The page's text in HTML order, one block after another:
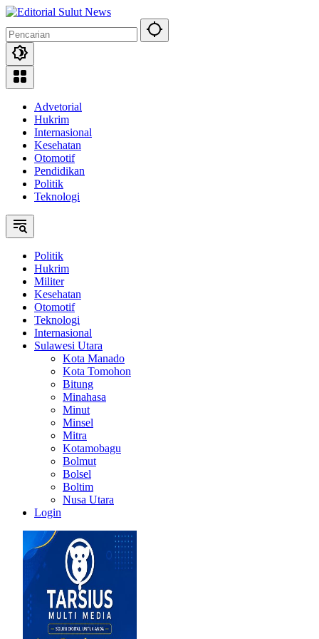
Langsung
konten
Advetorial
Hukrim
Internasional
Kesehatan
Otomotif
Pendidikan
Politik
Teknologi
Politik
Hukrim
Militer
Kesehatan
Otomotif
Teknologi
Internasional
Sulawesi Utara
Kota Manado
Kota Tomohon
Bitung
Minahasa
Minut
Minsel
Mitra
Kotamobagu
Bolmut
Bolsel
Boltim
Nusa Utara
Login